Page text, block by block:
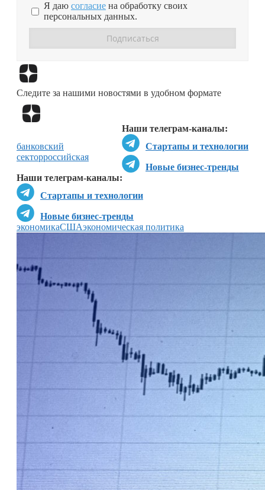
Я даю согласие на обработку своих
персональных данных.
Следите за нашими новостями в удобном формате
Наши телеграм-каналы:
Стартапы и технологии
Новые бизнес-тренды
Наши телеграм-каналы:
Стартапы и технологии
Новые бизнес-тренды
банковский
секторроссийская
экономикаСШАэкономическая политика